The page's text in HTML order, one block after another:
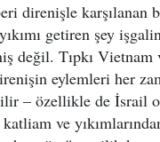
direnişle karşılanan
getiren şey
değil. Tıpkı Vietnam
eylemleri her
– özellikle de İsrail
ve